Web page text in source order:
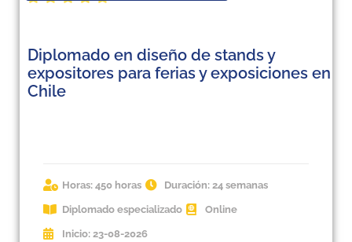
Diplomado en diseño de stands y
expositores para ferias y exposiciones en
Chile
Horas: 450 horas Duración: 24 semanas
Diplomado especializado Online
Inicio: 23-08-2026